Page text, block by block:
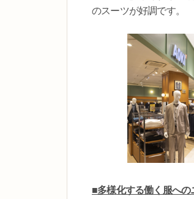
のスーツが好調です。
■多様化する働く服へ